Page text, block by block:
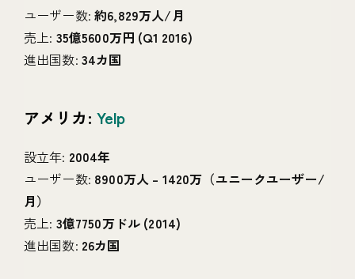
ユーザー数:約6,829万人/月
売上: 35億5600万円 (Q1 2016)
進出国数: 34カ国
アメリカ: Yelp
設立年: 2004年
ユーザー数: 8900万人 – 1420万（ユニークユーザー/
月）
売上: 3億7750万ドル (2014)
進出国数: 26カ国